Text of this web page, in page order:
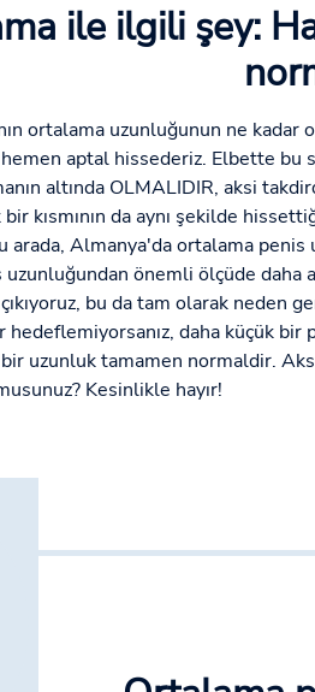
ile ilgili şey:
ortalama uzunluğunun ne
aptal hissederiz. Elbette bu
altında OLMALIDIR, aksi
kısmının da aynı şekilde
arada, Almanya'da ortalama
önemli ölçüde daha
bu da tam olarak neden
hedeflemiyorsanız, daha küçük
uzunluk tamamen normaldir.
Kesinlikle hayır!